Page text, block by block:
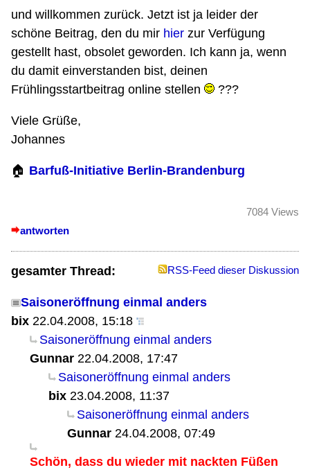
und willkommen zurück. Jetzt ist ja leider der
schöne Beitrag, den du mir hier zur Verfügung
gestellt hast, obsolet geworden. Ich kann ja, wenn
du damit einverstanden bist, deinen
Frühlingsstartbeitrag online stellen
???
Viele Grüße,
Johannes
🏠 Barfuß-Initiative Berlin-Brandenburg
antworten
7084 Views
gesamter Thread: RSS-Feed dieser Diskussion
Saisoneröffnung einmal anders
bix 22.04.2008, 15:18
Saisoneröffnung einmal anders
Gunnar 22.04.2008, 17:47
Saisoneröffnung einmal anders
bix 23.04.2008, 11:37
Saisoneröffnung einmal anders
Gunnar 24.04.2008, 07:49
Schön, dass du wieder mit nackten Füßen